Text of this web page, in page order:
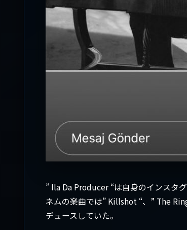
” lla Da Producer “は自身のインスタ
ネムの楽曲では” Killshot “、” The
デュースしていた。